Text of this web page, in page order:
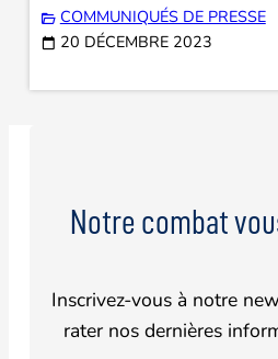
COMMUNIQUÉS DE PRESSE
20 DÉCEMBRE 2023
Notre combat
Inscrivez-vous à notre
rater nos dernières